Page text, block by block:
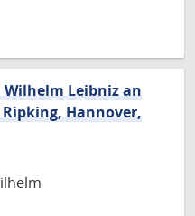
Leibniz an
Hannover,